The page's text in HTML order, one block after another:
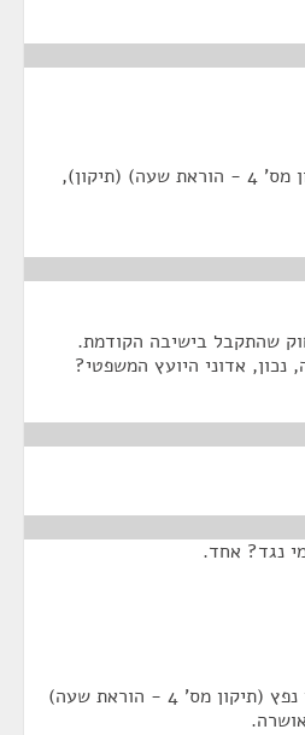
הצעת חוק חומרי נפץ (תיקון מס' 4 - הוראת שעה) (תיקון),
שהתקבל בישיבה הקודמת.
נכון, אדוני היועץ המשפטי?
נגד? אחד.
הרוויזיה להצעת חוק חומרי נפץ (תיקון מס' 4 - הוראת שעה)